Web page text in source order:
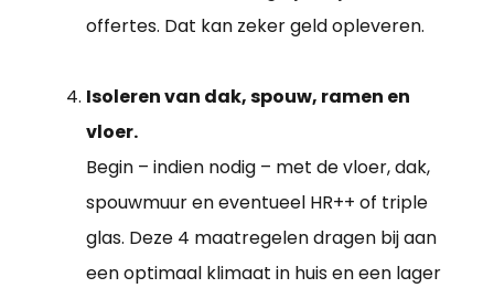
offertes. Dat kan zeker geld opleveren.
Isoleren van dak, spouw, ramen en
vloer.
Begin – indien nodig – met de vloer, dak,
spouwmuur en eventueel HR++ of triple
glas. Deze 4 maatregelen dragen bij aan
een optimaal klimaat in huis en een lager